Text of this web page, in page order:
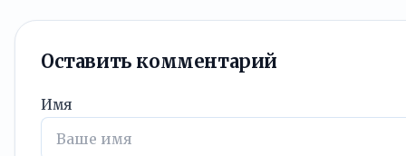
Оставить комментарий
Имя